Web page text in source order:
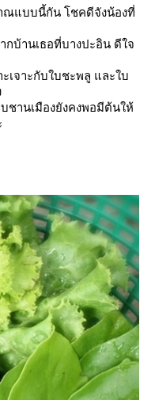
ณแบบนี้กัน โชคดีจังน้องที่
กบ้านเธอที่บางปะอิน ดีใจ
เจาะกับใบชะพลู และใบ
านเมืองยังคงพอมีต้นให้